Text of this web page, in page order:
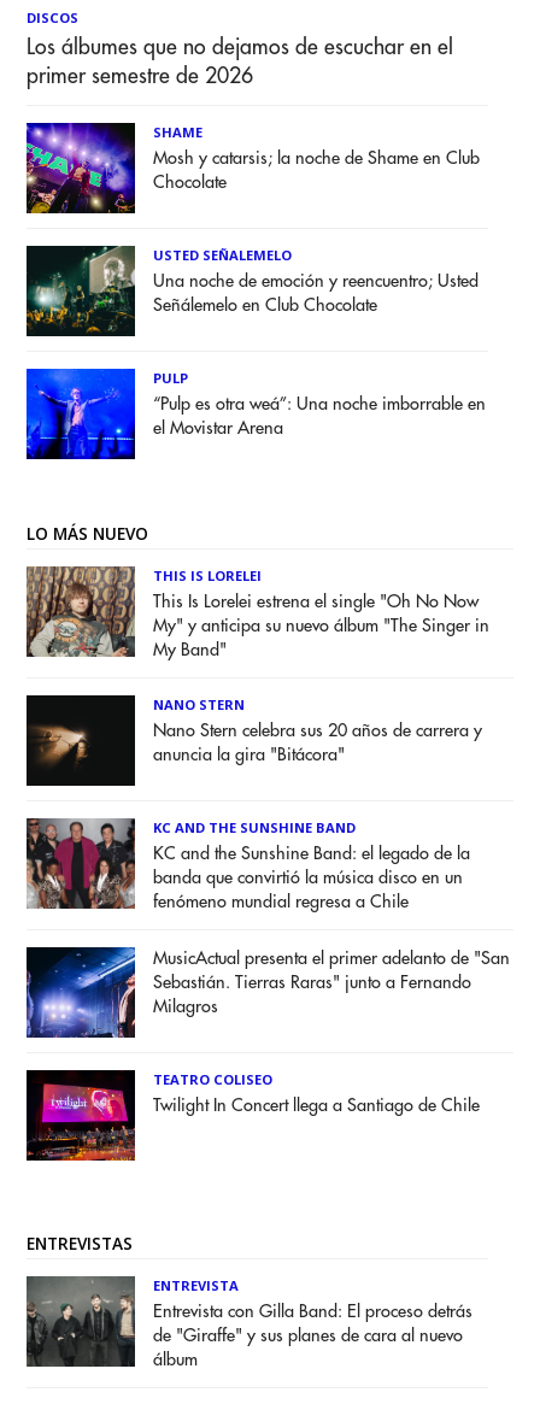
DISCOS
Los álbumes que no dejamos de escuchar en el
primer semestre de 2026
SHAME
Mosh y catarsis; la noche de Shame en Club
Chocolate
USTED SEÑALEMELO
Una noche de emoción y reencuentro; Usted
Señálemelo en Club Chocolate
PULP
“Pulp es otra weá”: Una noche imborrable en
el Movistar Arena
LO MÁS NUEVO
THIS IS LORELEI
This Is Lorelei estrena el single "Oh No Now
My" y anticipa su nuevo álbum "The Singer in
My Band"
NANO STERN
Nano Stern celebra sus 20 años de carrera y
anuncia la gira "Bitácora"
KC AND THE SUNSHINE BAND
KC and the Sunshine Band: el legado de la
banda que convirtió la música disco en un
fenómeno mundial regresa a Chile
MusicActual presenta el primer adelanto de "San
Sebastián. Tierras Raras" junto a Fernando
Milagros
TEATRO COLISEO
Twilight In Concert llega a Santiago de Chile
ENTREVISTAS
ENTREVISTA
Entrevista con Gilla Band: El proceso detrás
de "Giraffe" y sus planes de cara al nuevo
álbum